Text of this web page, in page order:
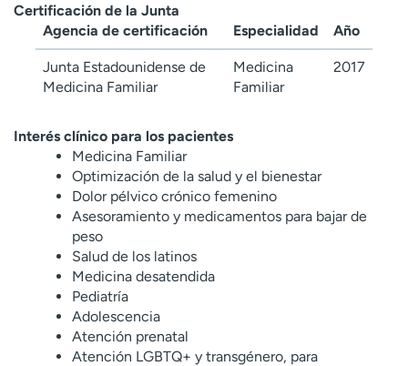
Certificación de la Junta
Agencia de certificación
Especialidad Año
Junta Estadounidense de
Medicina Familiar
Medicina
Familiar
2017
Interés clínico para los pacientes
Medicina Familiar
Optimización de la salud y el bienestar
Dolor pélvico crónico femenino
Asesoramiento y medicamentos para bajar de
peso
Salud de los latinos
Medicina desatendida
Pediatría
Adolescencia
Atención prenatal
Atención LGBTQ+ y transgénero, para